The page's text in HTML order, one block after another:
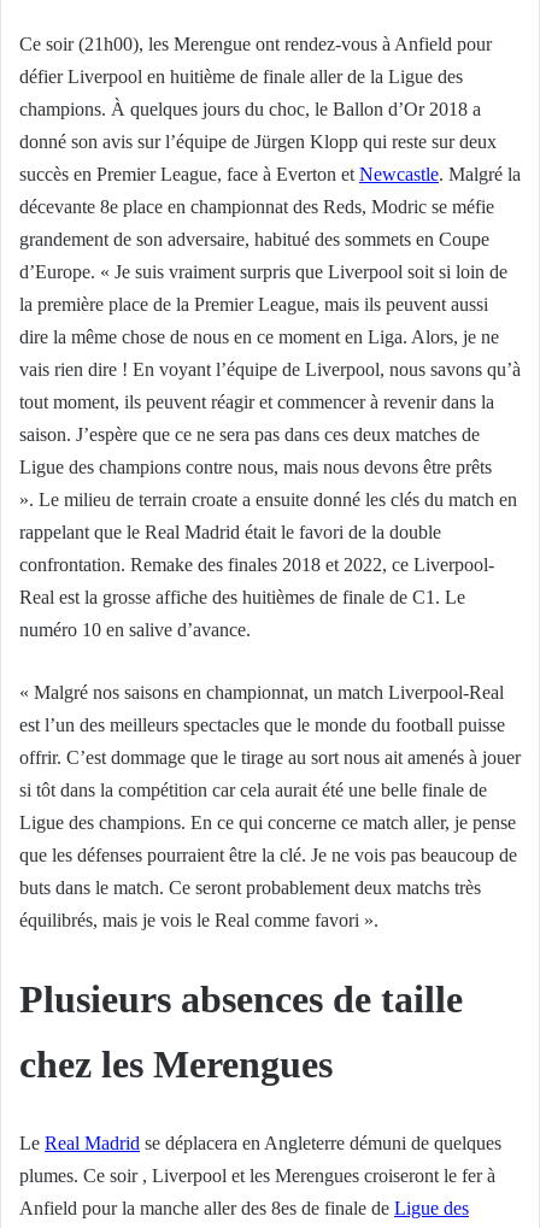
Ce soir (21h00), les Merengue ont rendez-vous à Anfield pour
défier Liverpool en huitième de finale aller de la Ligue des
champions. À quelques jours du choc, le Ballon d’Or 2018 a
donné son avis sur l’équipe de Jürgen Klopp qui reste sur deux
succès en Premier League, face à Everton et Newcastle. Malgré la
décevante 8e place en championnat des Reds, Modric se méfie
grandement de son adversaire, habitué des sommets en Coupe
d’Europe. « Je suis vraiment surpris que Liverpool soit si loin de
la première place de la Premier League, mais ils peuvent aussi
dire la même chose de nous en ce moment en Liga. Alors, je ne
vais rien dire ! En voyant l’équipe de Liverpool, nous savons qu’à
tout moment, ils peuvent réagir et commencer à revenir dans la
saison. J’espère que ce ne sera pas dans ces deux matches de
Ligue des champions contre nous, mais nous devons être prêts
». Le milieu de terrain croate a ensuite donné les clés du match en
rappelant que le Real Madrid était le favori de la double
confrontation. Remake des finales 2018 et 2022, ce Liverpool-
Real est la grosse affiche des huitièmes de finale de C1. Le
numéro 10 en salive d’avance.
« Malgré nos saisons en championnat, un match Liverpool-Real
est l’un des meilleurs spectacles que le monde du football puisse
offrir. C’est dommage que le tirage au sort nous ait amenés à jouer
si tôt dans la compétition car cela aurait été une belle finale de
Ligue des champions. En ce qui concerne ce match aller, je pense
que les défenses pourraient être la clé. Je ne vois pas beaucoup de
buts dans le match. Ce seront probablement deux matchs très
équilibrés, mais je vois le Real comme favori ».
Plusieurs absences de taille
chez les Merengues
Le Real Madrid se déplacera en Angleterre démuni de quelques
plumes. Ce soir , Liverpool et les Merengues croiseront le fer à
Anfield pour la manche aller des 8es de finale de Ligue des